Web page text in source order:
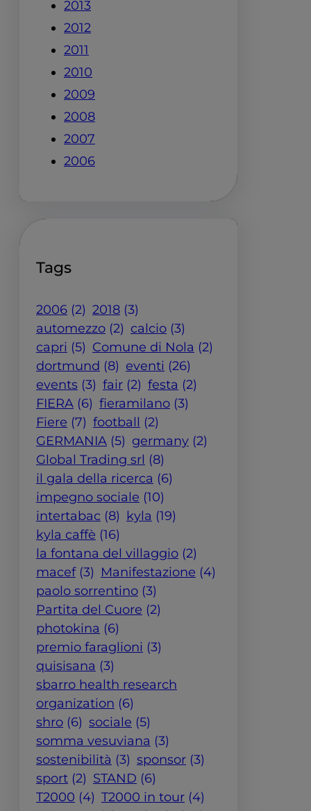
2013
2012
2011
2010
2009
2008
2007
2006
Tags
2006 (2) 2018 (3)
automezzo (2) calcio (3)
capri (5) Comune di Nola (2)
dortmund (8) eventi (26)
events (3) fair (2) festa (2)
FIERA (6) fieramilano (3)
Fiere (7) football (2)
GERMANIA (5) germany (2)
Global Trading srl (8)
il gala della ricerca (6)
impegno sociale (10)
intertabac (8) kyla (19)
kyla caffè (16)
la fontana del villaggio (2)
macef (3) Manifestazione (4)
paolo sorrentino (3)
Partita del Cuore (2)
photokina (6)
premio faraglioni (3)
quisisana (3)
sbarro health research
organization (6)
shro (6) sociale (5)
somma vesuviana (3)
sostenibilità (3) sponsor (3)
sport (2) STAND (6)
T2000 (4) T2000 in tour (4)